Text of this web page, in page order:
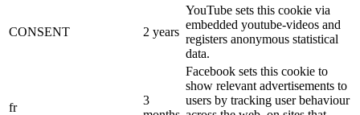
CONSENT 2 years
YouTube sets this cookie via
embedded youtube-videos and
registers anonymous statistical
data.
fr
3
Facebook sets this cookie to
show relevant advertisements to
users by tracking user behaviour